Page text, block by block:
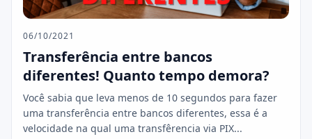
06/10/2021
Transferência entre bancos
diferentes! Quanto tempo demora?
Você sabia que leva menos de 10 segundos para fazer
uma transferência entre bancos diferentes, essa é a
velocidade na qual uma transfêrencia via PIX...